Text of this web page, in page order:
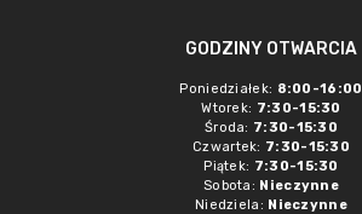
GODZINY OTWARCIA
Poniedziałek: 8:00-16:00
Wtorek: 7:30-15:30
Środa: 7:30-15:30
Czwartek: 7:30-15:30
Piątek: 7:30-15:30
Sobota: Nieczynne
Niedziela: Nieczynne